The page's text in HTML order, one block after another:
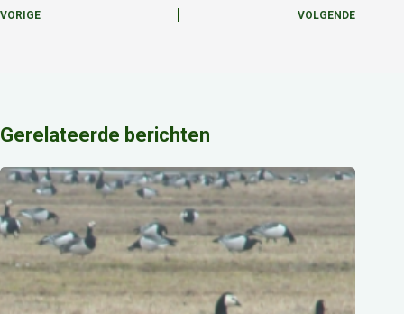
VORIGE VOLGENDE
Gerelateerde berichten